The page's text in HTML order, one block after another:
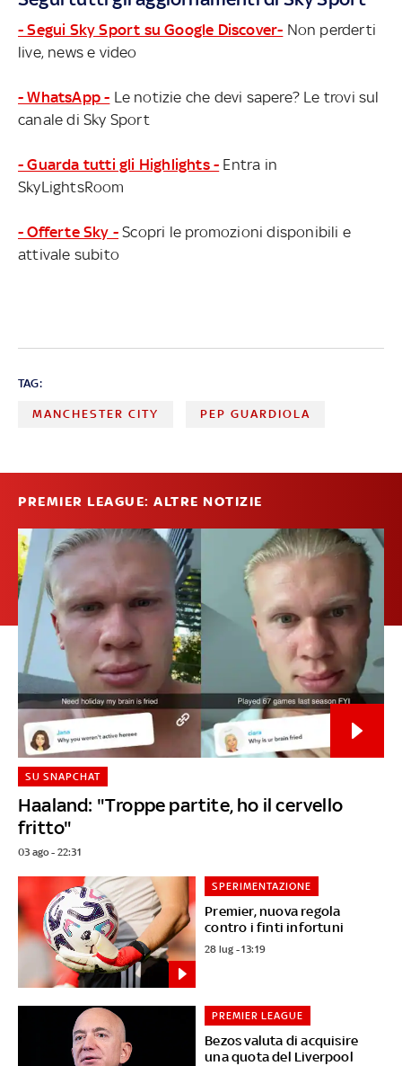
- Segui Sky Sport su Google Discover- Non perderti
live, news e video
- WhatsApp - Le notizie che devi sapere? Le trovi sul
canale di Sky Sport
- Guarda tutti gli Highlights - Entra in
SkyLightsRoom
- Offerte Sky - Scopri le promozioni disponibili e
attivale subito
TAG:
MANCHESTER CITY PEP GUARDIOLA
PREMIER LEAGUE: ALTRE NOTIZIE
Haaland: "Troppe partite, ho il cervello
fritto"
SU SNAPCHAT
03 ago - 22:31
Premier, nuova regola
contro i finti infortuni
SPERIMENTAZIONE
28 lug - 13:19
Bezos valuta di acquisire
una quota del Liverpool
PREMIER LEAGUE